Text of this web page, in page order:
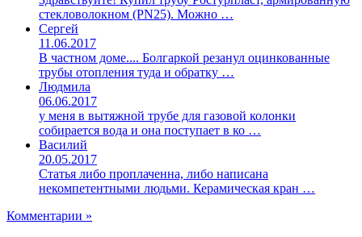
стекловолокном (PN25). Можно …
Сергей
11.06.2017
В частном доме.... Болгаркой резанул оцинкованные
трубы отопления туда и обратку …
Людмила
06.06.2017
у меня в вытяжной трубе для газовой колонки
собирается вода и она поступает в ко …
Василий
20.05.2017
Статья либо проплаченна, либо написана
некомпетентными людьми. Керамическая кран …
Комментарии »